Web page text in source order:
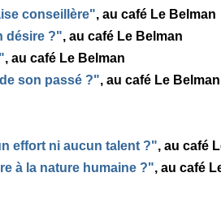
conseillère", au café Le Belman
désire ?", au café Le Belman
, au café Le Belman
son passé ?", au café Le Belman
effort ni aucun talent ?", au café
à la nature humaine ?", au café